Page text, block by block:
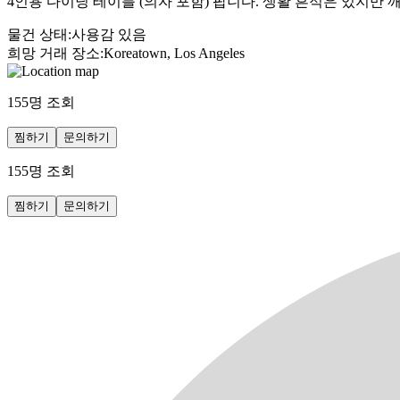
물건 상태 :사용감 있음
희망 거래 장소:Koreatown, Los Angeles
155명 조회
찜하기 문의하기
155명 조회
찜하기 문의하기